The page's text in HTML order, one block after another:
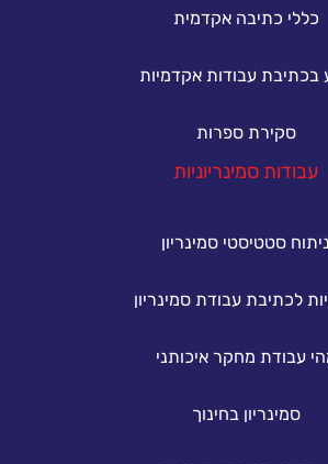
כללי כתיבה אקדמית
בכתיבת עבודות אקדמיות
סקירת ספרות
עבודות סמינריוניות
ניתוח סטטיסטי סמינריון
לכתיבת עבודת סמינריון
עבודת מחקר איכותני
סמינריון בחינוך